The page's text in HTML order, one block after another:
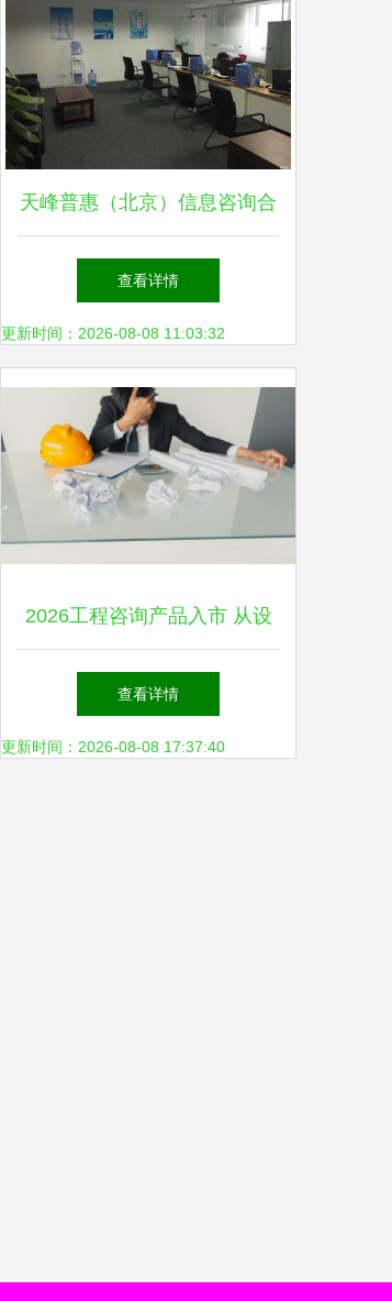
天峰普惠（北京）信息咨询合
肥分公司 技术咨询驱动区域
金融数字化创新
查看详情
更新时间：2026-08-08 11:03:32
2026工程咨询产品入市 从设
计工具到全流程管理的技术咨
询新范式
查看详情
更新时间：2026-08-08 17:37:40